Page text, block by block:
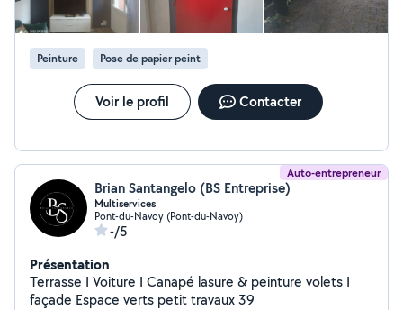
Peinture Pose de papier peint
Voir le profil Contacter
Auto-entrepreneur
Brian Santangelo (BS Entreprise)
Multiservices
Pont-du-Navoy (Pont-du-Navoy)
-/5
Présentation
Terrasse I Voiture I Canapé lasure & peinture volets I
façade Espace verts petit travaux 39